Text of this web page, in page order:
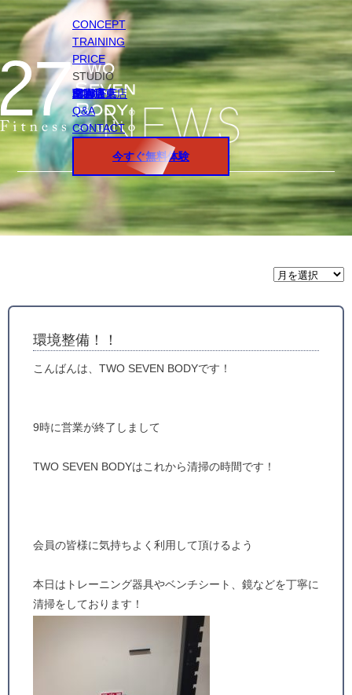
CONCEPT
TRAINING
PRICE
STUDIO
円山店
白石店
桑園店
北18条店
宮の沢店
環状通東店
STAFF
Q&A
CONTACT
今すぐ無料体験
月
間
ー
環境整備！！
こんばんは、TWO SEVEN BODYです！
9時に営業が終了しまして
TWO SEVEN BODYはこれから清掃の時間です！
会員の皆様に気持ちよく利用して頂けるよう
本日はトレーニング器具やベンチシート、鏡などを丁寧に
清掃をしております！